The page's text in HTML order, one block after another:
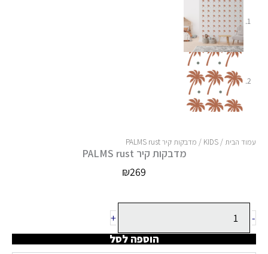
עמוד הבית /
KIDS / מדבקות קיר PALMS rust
מדבקות קיר PALMS rust
₪269
-
מדבקות
קיר
+
הוספה לסל